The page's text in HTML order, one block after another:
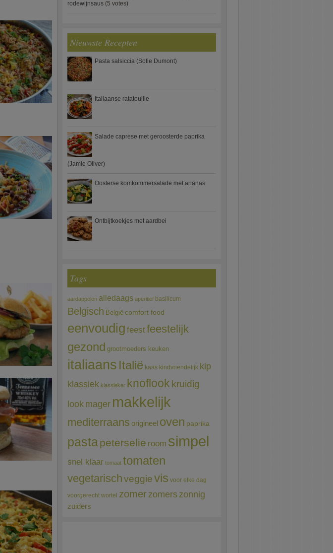
rodewijnsaus (5 votes)
Nieuwste Recepten
Pasta salsiccia (Sofie Dumont)
Italiaanse ratatouille
Salade caprese met geroosterde paprika
(Jamie Oliver)
Oosterse komkommersalade met ananas
Ontbijtkoekjes met aardbei
Tags
aardappelen alledaags aperitief basilicum
Belgisch België comfort food
eenvoudig feestfeestelijk
gezond grootmoeders keuken
italiaans Italië kaas kindvriendelijk kip
klassiek klassieker knoflook kruidig
look mager makkelijk
mediterraans origineel oven paprika
pastapeterselie room simpel
snel klaar tomaat tomaten
vegetarischveggievis voor elke dag
voorgerecht wortel zomerzomerszonnig
zuiders